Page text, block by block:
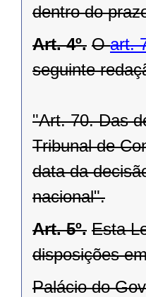
dentro do
Art. 4º. Oart.
seguinte
"Art. 70. Das
Tribunal de
data da
nacional".
Art. 5º. Esta
disposições
Palácio do